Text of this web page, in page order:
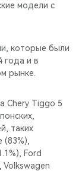
модели с
которые были
года и в
рынке.
Chery Tiggo 5
таких
(83%),
Ford
Volkswagen